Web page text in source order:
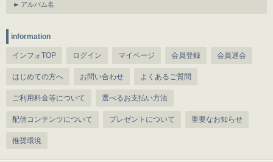
アルバム名
information
インフォTOP ログイン マイページ 会員登録 会員退会
はじめての方へ お問い合わせ よくあるご質問
ご利用料金等について 選べるお支払い方法
配信コンテンツについて プレゼントについて 重要なお知らせ
推奨環境